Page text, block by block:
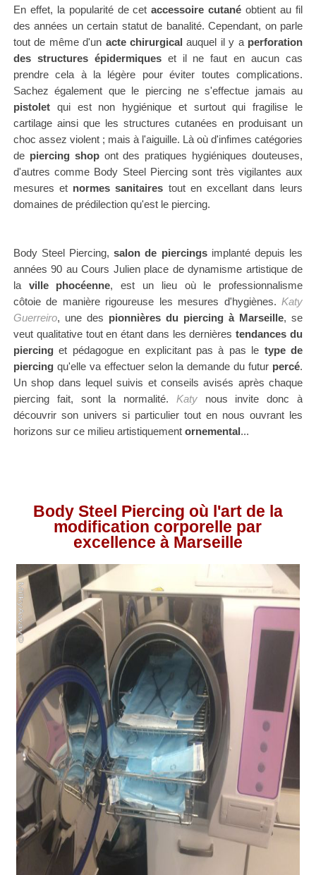
En effet, la popularité de cetaccessoire cutané obtient au fil
des années un certain statut de banalité. Cependant, on parle
tout de même d'un acte chirurgical auquel il y a perforation
des structures épidermiqueset il ne faut en aucun cas
prendre cela à la légère pour éviter toutes complications.
Sachez également que le piercing ne s'effectue jamais au
pistoletqui est non hygiénique et surtout qui fragilise le
cartilage ainsi que les structures cutanées en produisant un
choc assez violent ; mais à l'aiguille. Là où d'infimes catégories
de piercing shopont des pratiques hygiéniques douteuses,
d'autres comme Body Steel Piercing sont très vigilantes aux
mesures et normes sanitaires tout en excellant dans leurs
domaines de prédilection qu'est le piercing.
Body Steel Piercing,salon de piercingsimplanté depuis les
années 90 au Cours Julien place de dynamisme artistique de
la ville phocéenne, est un lieu où le professionnalisme
côtoie de manière rigoureuse les mesures d'hygiènes.Katy
Guerreiro, une des pionnières du piercing à Marseille, se
veut qualitative tout en étant dans les dernièrestendances du
piercinget pédagogue en explicitant pas à pas le type de
piercingqu'elle va effectuer selon la demande du futur percé.
Un shop dans lequel suivis et conseils avisés après chaque
piercing fait, sont la normalité. Katynous invite donc à
découvrir son univers si particulier tout en nous ouvrant les
horizons sur ce milieu artistiquement ornemental...
Body Steel Piercing où l'art de la
modification corporelle par
excellence à Marseille